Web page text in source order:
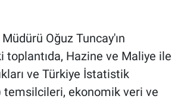
Oğuz Tuncay'ın
toplantıda, Hazine ve Maliye ile
ve Türkiye İstatistik
temsilcileri, ekonomik veri ve